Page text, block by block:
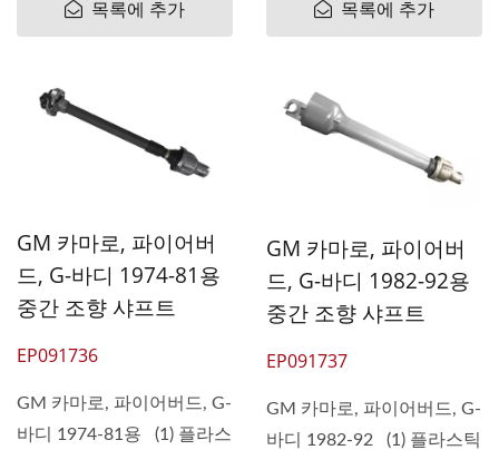
목록에 추가 목록에 추가
GM 카마로, 파이어버
드, G-바디 1974-81용
중간 조향 샤프트
EP091736
GM 카마로, 파이어버드, G-
바디 1974-81용 (1) 플라스
GM 카마로, 파이어버
드, G-바디 1982-92용
중간 조향 샤프트
EP091737
GM 카마로, 파이어버드, G-
바디 1982-92 (1) 플라스틱